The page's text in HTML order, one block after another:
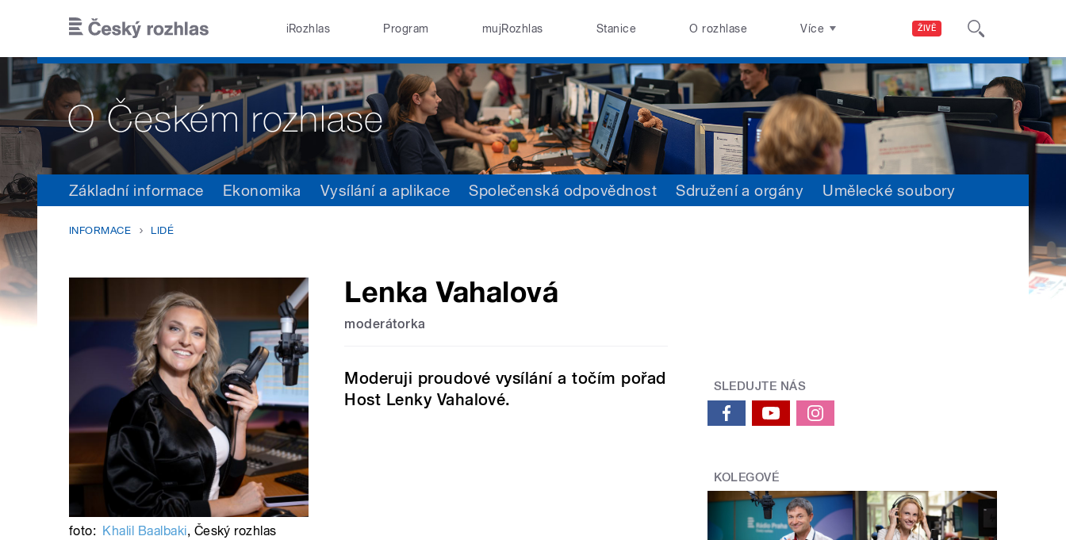
ŽIVĚ
iRozhlas Program mujRozhlas Stanice O rozhlase Více
Základní informace Ekonomika Vysílání a aplikace Společenská odpovědnost Sdružení a orgány Umělecké soubory
INFORMACE LIDÉ
Lenka Vahalová
moderátorka
Moderuji proudové vysílání a točím pořad
Host Lenky Vahalové.
foto: Khalil Baalbaki, Český rozhlas
SLEDUJTE NÁS
KOLEGOVÉ